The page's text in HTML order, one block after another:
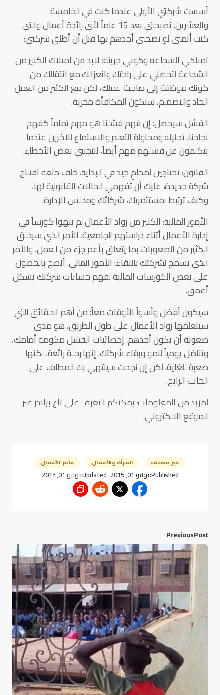
أسست شركتي الأولى عندما كنت في الخامسة
والعشرين. نصيحتي بعد 15 عاماً لأي رائدة أعمال والتي
كنت أتمنى لو نصحني أحدهم بها قبل أن أطلق شركتي:
امتلكي الشجاعة وكوني جريئة: لابد من امتلاك الكثير من
الشجاعة لتحصلي على راحتك وانعزالك مع انتقالك من
كونك موظفة إلى صاحبة عملك، لكن مع الكثير من العمل
الجاد والتصميم، ستكون المكافأة مجزية.
الفشل سيحصل: إن فهم فشلنا هو مهم تماماً كفهم
نجاحنا، تحليله ومحاولة التعلم والاستماع للآخرين عندما
يتكلمون عن فشلهم مهم أيضاً، لتتجنبي بعض الأخطاء.
القانون: تحتاجين لمحامٍ جيد في البداية. خلف متعة افتتاح
شركة جديدة، عليك أن تفهمي الحالات القانونية لها،
وكيف ترتبط بمستثمريك، شركائك ومجلس الإدارة.
الأمور المالية: الكثير من رواد الأعمال لم ينهوا كورساً في
إدارة الأعمال أثناء دراستهم الجامعية، الأمر الذي سيخلق
الكثير من الصعوبات بما يتعلق بأعم جزء من العمل، والأمر
الذي يسمح لشركتك بالبقاء: الأمور المالي. أنصح بالحصول
على بعض الكورسات المالية لفهم حسابات شركتك بشكل
أعمق.
سيكون أفضل وأسواً الأوقات معاً: من أهم الحقائق التي
سيتعلمها رواد الأعمال على طول الطريق، هو مدى
صعوبة أن تكون أحدهم. إحصائيات الفشل مكومة أمامك،
وتناضل يومياً لنمو وبقاء شركتك. إنها رحلة رائعة، لكنها
صعبة للغاية، لكن إن نجحت سينتهي بك المطاف على
الجانب الرابح.
لمزيد من المعلومات: يمكنكم التعرف على تاغ براندز عبر
الموقع الالكتروني.
غير مصنف المرأة والأعمال عالم الأعمال
Published:يوليو 01, 2015 Updated:يوليو 01, 2015
Previous Post